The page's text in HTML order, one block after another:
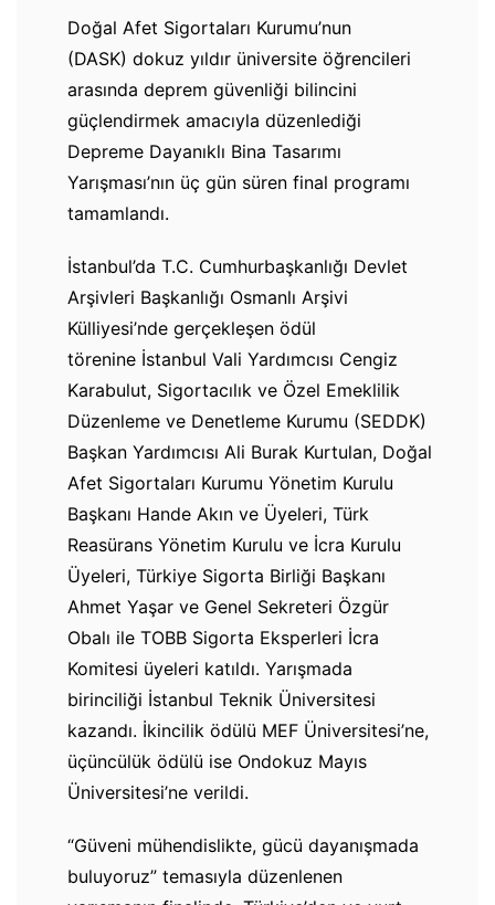
Doğal Afet Sigortaları Kurumu’nun
(DASK) dokuz yıldır üniversite öğrencileri
arasında deprem güvenliği bilincini
güçlendirmek amacıyla düzenlediği
Depreme Dayanıklı Bina Tasarımı
Yarışması’nın üç gün süren final programı
tamamlandı.
İstanbul’da T.C. Cumhurbaşkanlığı Devlet
Arşivleri Başkanlığı Osmanlı Arşivi
Külliyesi’nde gerçekleşen ödül
törenine İstanbul Vali Yardımcısı Cengiz
Karabulut, Sigortacılık ve Özel Emeklilik
Düzenleme ve Denetleme Kurumu (SEDDK)
Başkan Yardımcısı Ali Burak Kurtulan, Doğal
Afet Sigortaları Kurumu Yönetim Kurulu
Başkanı Hande Akın ve Üyeleri, Türk
Reasürans Yönetim Kurulu ve İcra Kurulu
Üyeleri, Türkiye Sigorta Birliği Başkanı
Ahmet Yaşar ve Genel Sekreteri Özgür
Obalı ile TOBB Sigorta Eksperleri İcra
Komitesi üyeleri katıldı. Yarışmada
birinciliği İstanbul Teknik Üniversitesi
kazandı. İkincilik ödülü MEF Üniversitesi’ne,
üçüncülük ödülü ise Ondokuz Mayıs
Üniversitesi’ne verildi.
“Güveni mühendislikte, gücü dayanışmada
buluyoruz” temasıyla düzenlenen